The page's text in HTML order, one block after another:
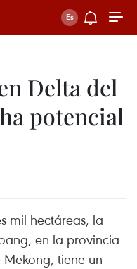
Delta del
potencial
mil hectáreas, la
en la provincia
tiene un